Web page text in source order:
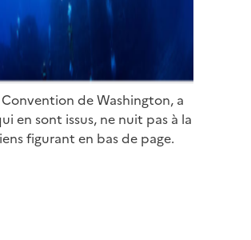
de Washington, a
en sont issus, ne nuit pas à la
figurant en bas de page.